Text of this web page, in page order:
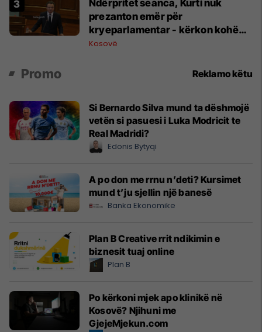
Ndërpritet seanca, Kurti nuk
prezanton emër për
kryeparlamentar - kërkon kohë
shtesë për marrëveshje politike
Kosovë
Promo Reklamo këtu
Si Bernardo Silva mund ta dëshmojë
vetën si pasuesi i Luka Modricit te
Real Madridi?
Edonis Bytyqi
A po don me rrnu n’deti? Kursimet
mund t’ju sjellin një banesë
Banka Ekonomike
Plan B Creative rrit ndikimin e
biznesit tuaj online
Plan B
Po kërkoni mjek apo klinikë në
Kosovë? Njihuni me
GjejeMjekun.com